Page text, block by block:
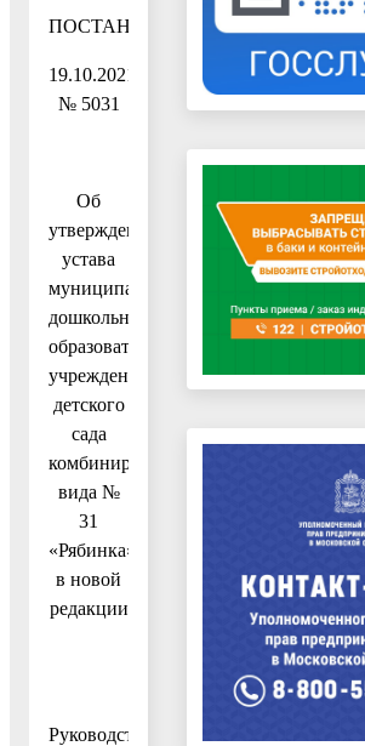
ПОСТАНОВЛЕНИЕ
19.10.2021
№ 5031
Об
утверждении
устава
муниципального
дошкольного
образовательного
учреждения
детского
сада
комбинированного
вида №
31
«Рябинка»
в новой
редакции
Руководствуясь